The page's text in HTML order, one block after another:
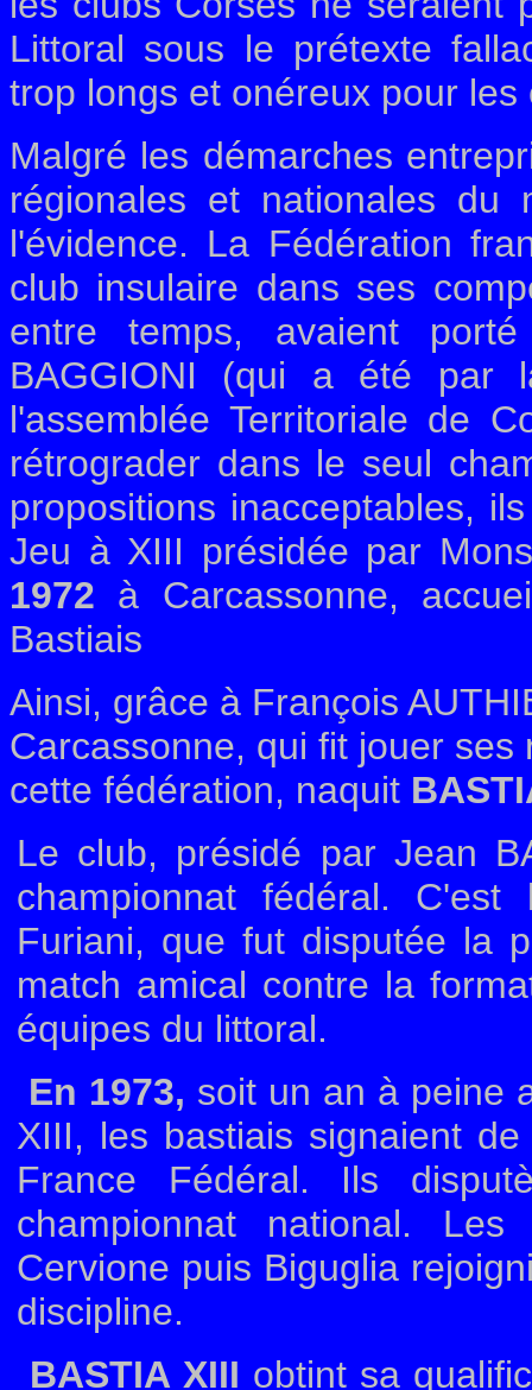
Littoral sous le prétexte
trop longs et onéreux pour
Malgré les démarches
régionales et nationales
l'évidence. La Fédération
club insulaire dans ses
entre temps, avaient
BAGGIONI (qui a été par
l'assemblée Territoriale de
rétrograder dans le seul
propositions inacceptables,
Jeu à XIII présidée par
1972 à Carcassonne,
Bastiais
Ainsi, grâce à François
Carcassonne, qui fit jouer
cette fédération, naquit
Le club, présidé par Jean
championnat fédéral.
Furiani, que fut disputée la
match amical contre la
équipes du littoral.
En 1973, soit un an à peine
XIII, les bastiais signaient
France Fédéral. Ils
championnat national.
Cervione puis Biguglia
discipline.
BASTIA XIII obtint sa